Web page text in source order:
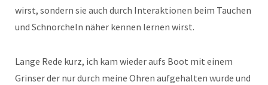
wirst, sondern sie auch durch Interaktionen beim Tauchen
und Schnorcheln näher kennen lernen wirst.
Lange Rede kurz, ich kam wieder aufs Boot mit einem
Grinser der nur durch meine Ohren aufgehalten wurde und